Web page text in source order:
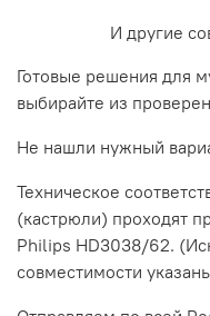
И другие
Готовые решения для
выбирайте из
Не нашли нужный
Техническое
(кастрюли) проходят
Philips HD3038/62.
совместимости